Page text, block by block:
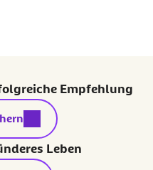
Empfehlung
Leben